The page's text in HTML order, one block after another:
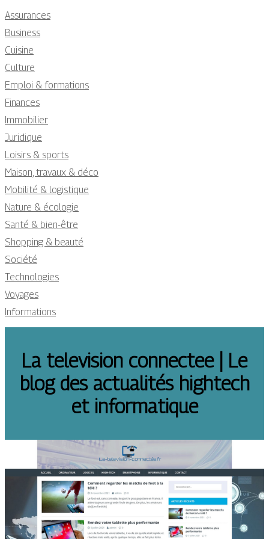
Assurances
Business
Cuisine
Culture
Emploi & formations
Finances
Immobilier
Juridique
Loisirs & sports
Maison, travaux & déco
Mobilité & logistique
Nature & écologie
Santé & bien-être
Shopping & beauté
Société
Technologies
Voyages
Informations
La television connectee | Le
blog des actualités hightech
et infor­mati­que